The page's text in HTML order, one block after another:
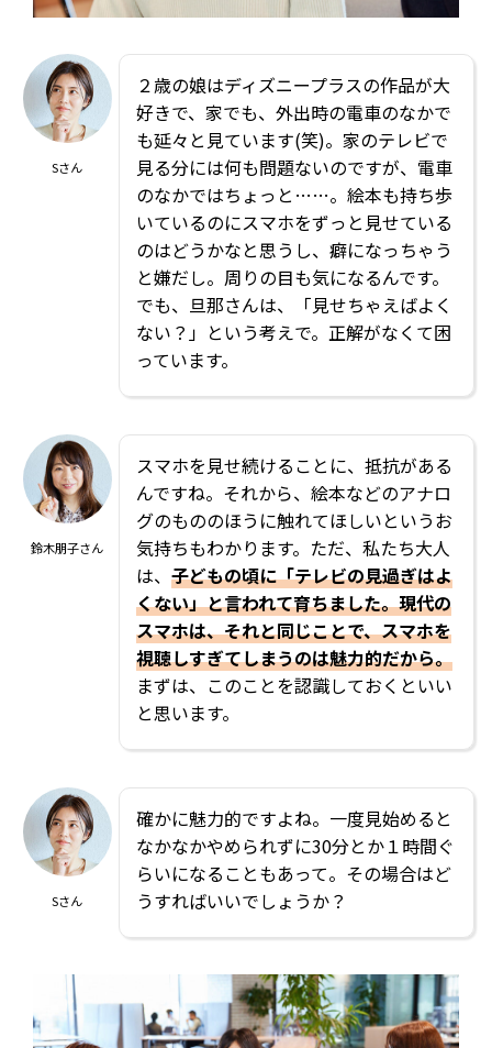
Sさん
２歳の娘はディズニープラスの作品が大
好きで、家でも、外出時の電車のなかで
も延々と見ています(笑)。家のテレビで
見る分には何も問題ないのですが、電車
のなかではちょっと……。絵本も持ち歩
いているのにスマホをずっと見せている
のはどうかなと思うし、癖になっちゃう
と嫌だし。周りの目も気になるんです。
でも、旦那さんは、「見せちゃえばよく
ない？」という考えで。正解がなくて困
っています。
鈴木朋子さん
スマホを見せ続けることに、抵抗がある
んですね。それから、絵本などのアナロ
グのもののほうに触れてほしいというお
気持ちもわかります。ただ、私たち大人
は、 子どもの頃に「テレビの見過ぎはよ
くない」と言われて育ちました。現代の
スマホは、それと同じことで、スマホを
視聴しすぎてしまうのは魅力的だから。
まずは、このことを認識しておくといい
と思います。
Sさん
確かに魅力的ですよね。一度見始めると
なかなかやめられずに30分とか１時間ぐ
らいになることもあって。その場合はど
うすればいいでしょうか？